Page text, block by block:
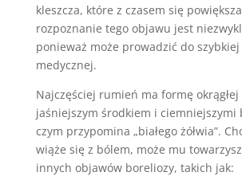
kleszcza, które z czasem się
rozpoznanie tego objawu jest
ponieważ może prowadzić do
medycznej.
Najczęściej rumień ma formę okrągłej
jaśniejszym środkiem i ciemniejszymi
czym przypomina „białego żółwia”.
wiąże się z bólem, może mu
innych objawów boreliozy, takich jak: